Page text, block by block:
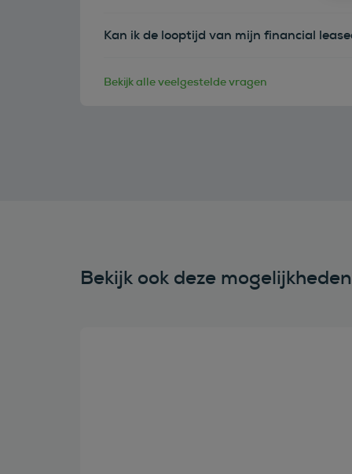
Kan ik de looptijd van mijn financial
Bekijk alle veelgestelde vragen
Bekijk ook deze